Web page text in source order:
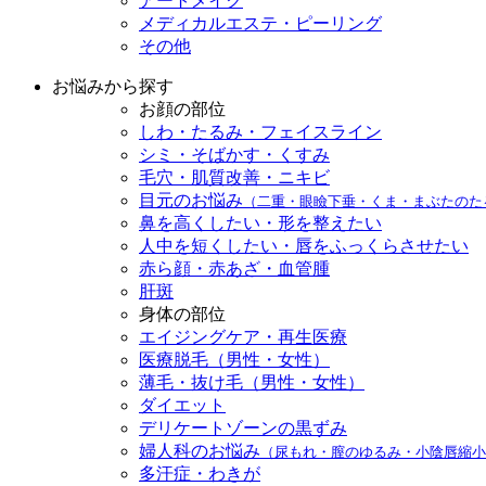
メディカルエステ・ピーリング
その他
お悩みから探す
お顔の部位
しわ・たるみ・フェイスライン
シミ・そばかす・くすみ
毛穴・肌質改善・ニキビ
目元のお悩み （二重・眼瞼下垂・くま・まぶたのた
鼻を高くしたい・形を整えたい
人中を短くしたい・唇をふっくらさせたい
赤ら顔・赤あざ・血管腫
肝斑
身体の部位
エイジングケア・再生医療
医療脱毛（男性・女性）
薄毛・抜け毛（男性・女性）
ダイエット
デリケートゾーンの黒ずみ
婦人科のお悩み （尿もれ・膣のゆるみ・小陰唇縮小
多汗症・わきが